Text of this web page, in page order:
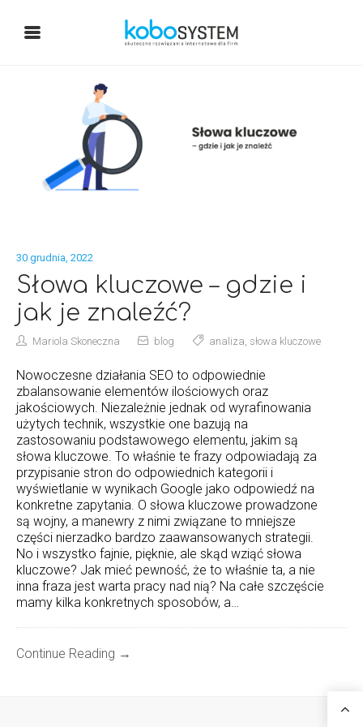
30 grudnia, 2022
Słowa kluczowe – gdzie i
jak je znaleźć?
Mariola Skoneczna blog analiza, słowa kluczowe
Nowoczesne działania SEO to odpowiednie
zbalansowanie elementów ilościowych oraz
jakościowych. Niezależnie jednak od wyrafinowania
użytych technik, wszystkie one bazują na
zastosowaniu podstawowego elementu, jakim są
słowa kluczowe. To właśnie te frazy odpowiadają za
przypisanie stron do odpowiednich kategorii i
wyświetlanie w wynikach Google jako odpowiedź na
konkretne zapytania. O słowa kluczowe prowadzone
są wojny, a manewry z nimi związane to mniejsze
części nierzadko bardzo zaawansowanych strategii.
No i wszystko fajnie, pięknie, ale skąd wziąć słowa
kluczowe? Jak mieć pewność, że to właśnie ta, a nie
inna fraza jest warta pracy nad nią? Na całe szczęście
mamy kilka konkretnych sposobów, a…
Continue Reading →